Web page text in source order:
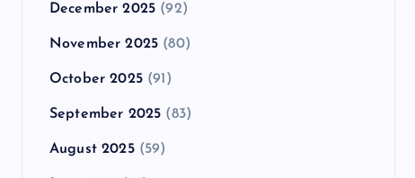
December 2025 (92)
November 2025 (80)
October 2025(91)
September 2025 (83)
August 2025(59)